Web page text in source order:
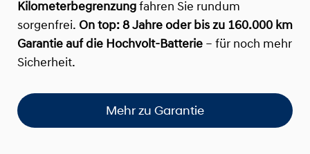
Kilometerbegrenzung fahren Sie rundum
sorgenfrei. On top: 8 Jahre oder bis zu 160.000 km
Garantie auf die Hochvolt-Batterie – für noch mehr
Sicherheit.
Mehr zu Garantie